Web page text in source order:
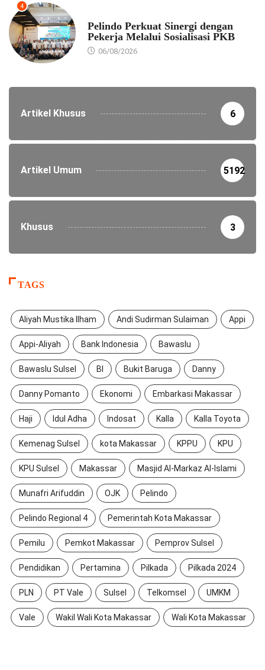
4
Pelindo Perkuat Sinergi dengan
Pekerja Melalui Sosialisasi PKB
06/08/2026
Artikel Khusus 6
Artikel Umum 5192
Khusus 3
TAGS
Aliyah Mustika Ilham Andi Sudirman Sulaiman Appi
Appi-Aliyah Bank Indonesia Bawaslu
Bawaslu Sulsel BI Bukit Baruga Danny
Danny Pomanto Ekonomi Embarkasi Makassar
Haji Idul Adha Indosat Kalla Kalla Toyota
Kemenag Sulsel kota Makassar KPPU KPU
KPU Sulsel Makassar Masjid Al-Markaz Al-Islami
Munafri Arifuddin OJK Pelindo
Pelindo Regional 4 Pemerintah Kota Makassar
Pemilu Pemkot Makassar Pemprov Sulsel
Pendidikan Pertamina Pilkada Pilkada 2024
PLN PT Vale Sulsel Telkomsel UMKM
Vale Wakil Wali Kota Makassar Wali Kota Makassar